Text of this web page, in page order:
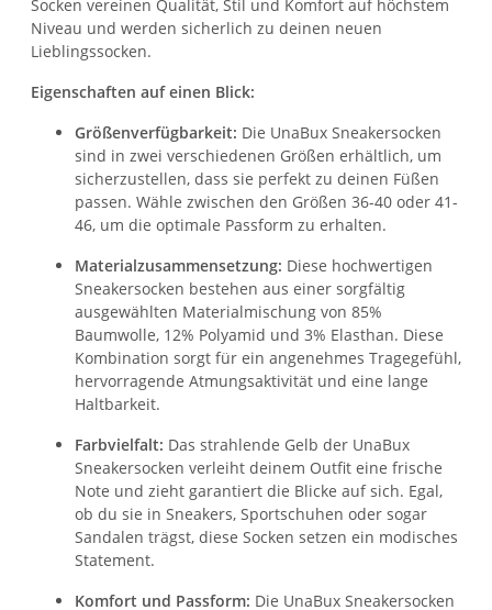
Socken vereinen Qualität, Stil und Komfort auf höchstem
Niveau und werden sicherlich zu deinen neuen
Lieblingssocken.
Eigenschaften auf einen Blick:
Größenverfügbarkeit: Die UnaBux Sneakersocken
sind in zwei verschiedenen Größen erhältlich, um
sicherzustellen, dass sie perfekt zu deinen Füßen
passen. Wähle zwischen den Größen 36-40 oder 41-
46, um die optimale Passform zu erhalten.
Materialzusammensetzung: Diese hochwertigen
Sneakersocken bestehen aus einer sorgfältig
ausgewählten Materialmischung von 85%
Baumwolle, 12% Polyamid und 3% Elasthan. Diese
Kombination sorgt für ein angenehmes Tragegefühl,
hervorragende Atmungsaktivität und eine lange
Haltbarkeit.
Farbvielfalt: Das strahlende Gelb der UnaBux
Sneakersocken verleiht deinem Outfit eine frische
Note und zieht garantiert die Blicke auf sich. Egal,
ob du sie in Sneakers, Sportschuhen oder sogar
Sandalen trägst, diese Socken setzen ein modisches
Statement.
Komfort und Passform: Die UnaBux Sneakersocken